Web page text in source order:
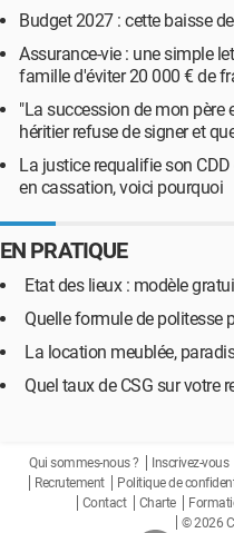
Budget 2027 : cette baisse
Assurance-vie : une simple
famille d'éviter 20 000 € de
"La succession de mon père
héritier refuse de signer et
La justice requalifie son
en cassation, voici pourquoi
EN PRATIQUE
Etat des lieux : modèle
Quelle formule de politesse
La location meublée,
Quel taux de CSG sur votre
Qui sommes-nous ? Inscrivez-vous
Recrutement
Politique de
Contact
Charte
© 2026